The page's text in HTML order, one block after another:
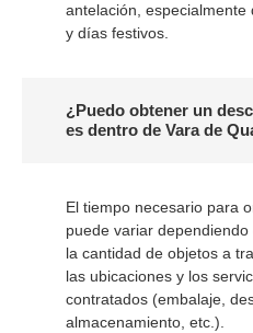
antelación,
y días festivos.
¿Puedo obtener un
es dentro de Vara de
El tiempo necesario para
puede variar
la cantidad de objetos a
las ubicaciones y los
contratados (embalaje,
almacenamiento, etc.).